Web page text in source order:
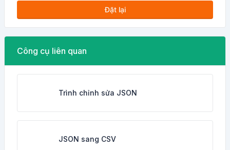
Đặt lại
Công cụ liên quan
Trình chỉnh sửa JSON
JSON sang CSV